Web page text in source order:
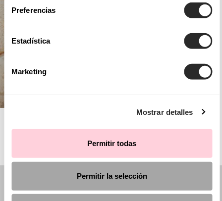
Preferencias
Estadística
Marketing
Mostrar detalles
Permitir todas
Permitir la selección